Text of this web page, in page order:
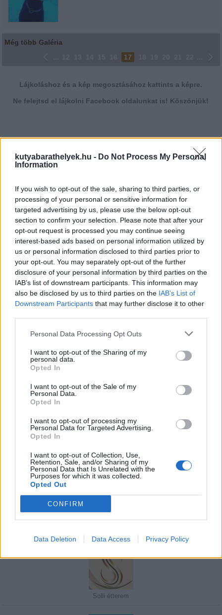
kutyabarathelyek.hu - Do Not Process My Personal
Information
If you wish to opt-out of the sale, sharing to third parties, or
processing of your personal or sensitive information for
targeted advertising by us, please use the below opt-out
section to confirm your selection. Please note that after your
opt-out request is processed you may continue seeing
interest-based ads based on personal information utilized by
us or personal information disclosed to third parties prior to
your opt-out. You may separately opt-out of the further
disclosure of your personal information by third parties on the
IAB’s list of downstream participants. This information may
also be disclosed by us to third parties on the IAB’s List of
Downstream Participants that may further disclose it to other
Personal Data Processing Opt Outs
I want to opt-out of the Sharing of my
personal data.
Opted In
I want to opt-out of the Sale of my
Personal Data.
Opted In
I want to opt-out of processing my
Personal Data for Targeted Advertising.
Opted In
I want to opt-out of Collection, Use,
Retention, Sale, and/or Sharing of my
Personal Data that Is Unrelated with the
Purposes for which it was collected.
Opted Out
CONFIRM
Data Deletion Data Access Privacy Policy
Még több Galéria
17
Lájkoláshoz és a kép megosztásához kattints a képre.
Ne felejtsd el lájkolni Facebook oldalunkat is! Köszönjük!
Hogyan lehet minősített
kutyabarát helyed?
tanúsító védjegyünkről!
Javasolj egy kutyabarát helyet!
Kedvenceink
Solli étterem